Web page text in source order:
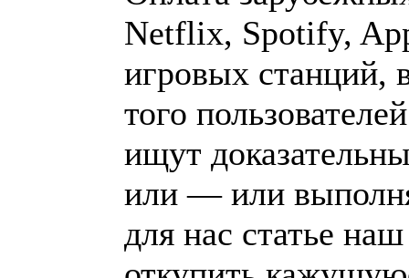
Netflix, Spotify,
игровых станций,
того
ищут
или — или
для нас статье